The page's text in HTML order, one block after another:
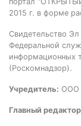
2015 г. в форме
Свидетельство
Федеральной
информационных
(Роскомнадзор).
Учредитель: ООО
Главный